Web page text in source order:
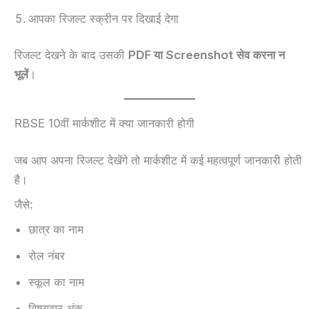
आपका रिजल्ट स्क्रीन पर दिखाई देगा
रिजल्ट देखने के बाद उसकी PDF या Screenshot सेव करना न
भूलें।
RBSE 10वीं मार्कशीट में क्या जानकारी होगी
जब आप अपना रिजल्ट देखेंगे तो मार्कशीट में कई महत्वपूर्ण जानकारी होती
है।
जैसे:
छात्र का नाम
रोल नंबर
स्कूल का नाम